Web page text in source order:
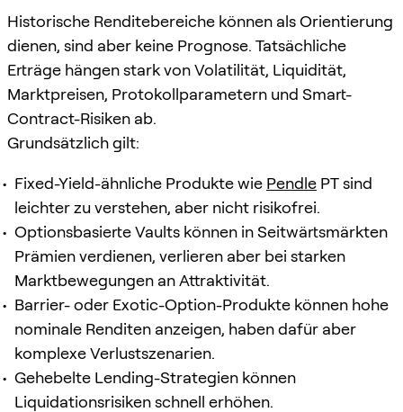
Historische Renditebereiche können als Orientierung
dienen, sind aber keine Prognose. Tatsächliche
Erträge hängen stark von Volatilität, Liquidität,
Marktpreisen, Protokollparametern und Smart-
Contract-Risiken ab.
Grundsätzlich gilt:
Fixed-Yield-ähnliche Produkte wie Pendle PT sind
leichter zu verstehen, aber nicht risikofrei.
Optionsbasierte Vaults können in Seitwärtsmärkten
Prämien verdienen, verlieren aber bei starken
Marktbewegungen an Attraktivität.
Barrier- oder Exotic-Option-Produkte können hohe
nominale Renditen anzeigen, haben dafür aber
komplexe Verlustszenarien.
Gehebelte Lending-Strategien können
Liquidationsrisiken schnell erhöhen.